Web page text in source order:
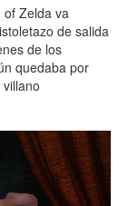
of Zelda va
de salida
de los
quedaba por